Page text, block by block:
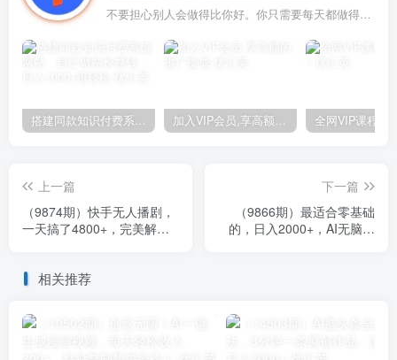
不要担心别人会做得比你好。你只需要每天都做得比前一天好就可以了
搭建同款知识付费系统网站，自己做站长挣钱，日入1000+很轻松 加入VIP会员,享高额的推广提成
上一篇
（9874期）快手无人播剧，
一天搞了4800+，完美解决
下一篇
（9866期）最适合零基础
的，日入2000+，AI无脑创
相关推荐